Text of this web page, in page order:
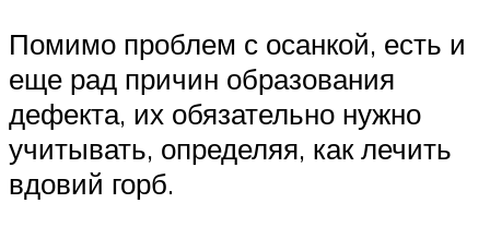
Помимо проблем с осанкой, есть и
еще рад причин образования
дефекта, их обязательно нужно
учитывать, определяя, как лечить
вдовий горб.